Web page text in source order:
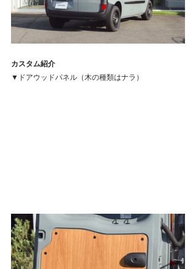
カスタム紹介
▼ドアウッドパネル（木の種類はナラ）